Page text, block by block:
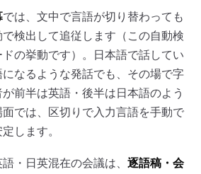
では、文中で言語が切り替わっても
検出して追従します（この自動検
の挙動です）。日本語で話してい
なるような発話でも、その場で字
前半は英語・後半は日本語のよう
では、区切りで入力言語を手動で
します。
・日英混在の会議は、 逐語稿・会